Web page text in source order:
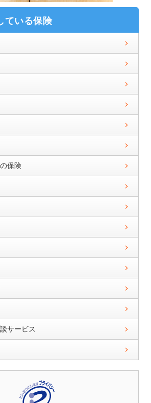
ている保険
保険
サービス